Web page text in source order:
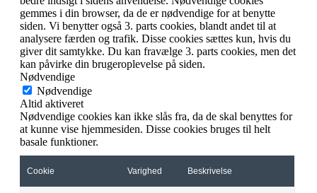
gemmes i din browser, da de er nødvendige for at benytte
siden. Vi benytter også 3. parts cookies, blandt andet til at
analysere færden og trafik. Disse cookies sættes kun, hvis du
giver dit samtykke. Du kan fravælge 3. parts cookies, men det
kan påvirke din brugeroplevelse på siden.
Nødvendige
Nødvendige
Altid aktiveret
Nødvendige cookies kan ikke slås fra, da de skal benyttes for
at kunne vise hjemmesiden. Disse cookies bruges til helt
basale funktioner.
Cookie Varighed Beskrivelse